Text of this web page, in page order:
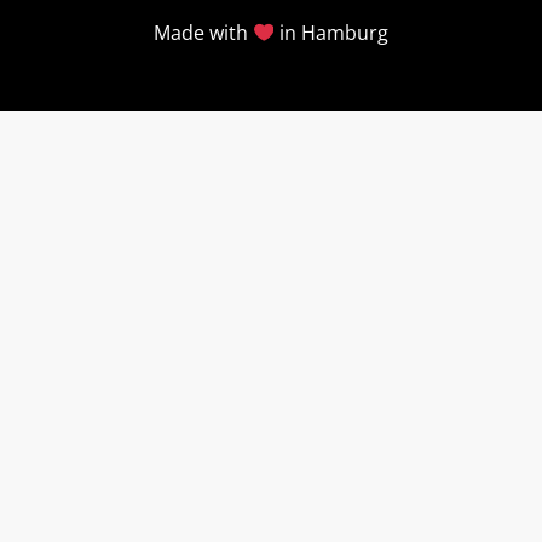
Made with in Hamburg